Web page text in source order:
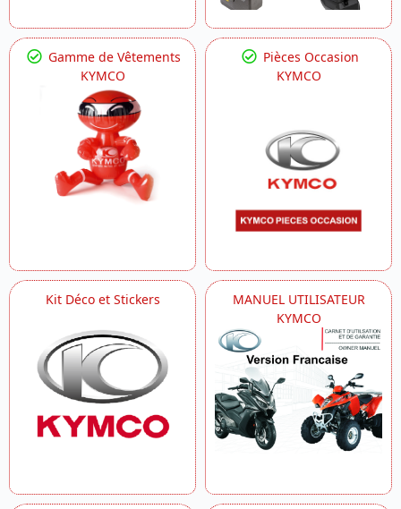
Gamme de Vêtements
KYMCO
Pièces Occasion
KYMCO
Kit Déco et Stickers
MANUEL UTILISATEUR
KYMCO